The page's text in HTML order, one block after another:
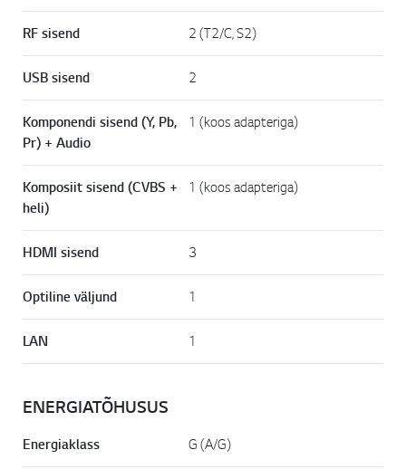
RF sisend 2 (T2/C, S2)
USB sisend 2
Komponendi sisend (Y, Pb,
Pr) + Audio
1 (koos adapteriga)
Komposiit sisend (CVBS +
heli)
1 (koos adapteriga)
HDMI sisend 3
Optiline väljund 1
LAN 1
ENERGIATÕHUSUS
Energiaklass G (A/G)